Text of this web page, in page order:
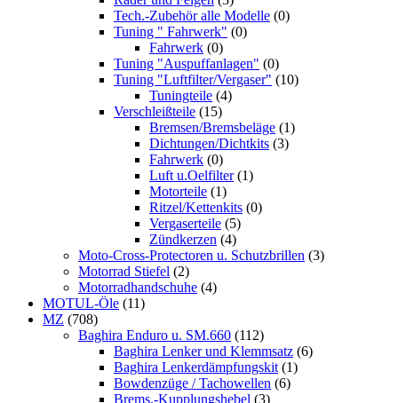
Tech.-Zubehör alle Modelle (0)
Tuning " Fahrwerk" (0)
Fahrwerk (0)
Tuning "Auspuffanlagen" (0)
Tuning "Luftfilter/Vergaser" (10)
Tuningteile (4)
Verschleißteile (15)
Bremsen/Bremsbeläge (1)
Dichtungen/Dichtkits (3)
Fahrwerk (0)
Luft u.Oelfilter (1)
Motorteile (1)
Ritzel/Kettenkits (0)
Vergaserteile (5)
Zündkerzen (4)
Moto-Cross-Protectoren u. Schutzbrillen (3)
Motorrad Stiefel (2)
Motorradhandschuhe (4)
MOTUL-Öle (11)
MZ (708)
Baghira Enduro u. SM.660 (112)
Baghira Lenker und Klemmsatz (6)
Baghira Lenkerdämpfungskit (1)
Bowdenzüge / Tachowellen (6)
Brems.-Kupplungshebel (3)